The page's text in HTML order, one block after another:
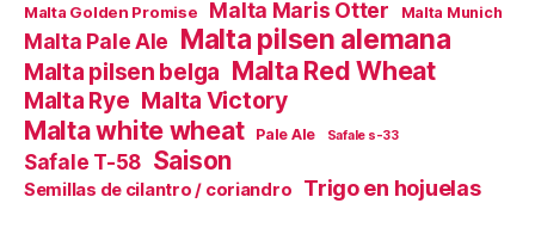
Malta Golden Promise Malta Maris Otter Malta Munich
Malta Pale Ale Malta pilsen alemana
Malta pilsen belga Malta Red Wheat
Malta Rye Malta Victory
Malta white wheat Pale Ale Safale s-33
Safale T-58 Saison
Semillas de cilantro / coriandro Trigo en hojuelas